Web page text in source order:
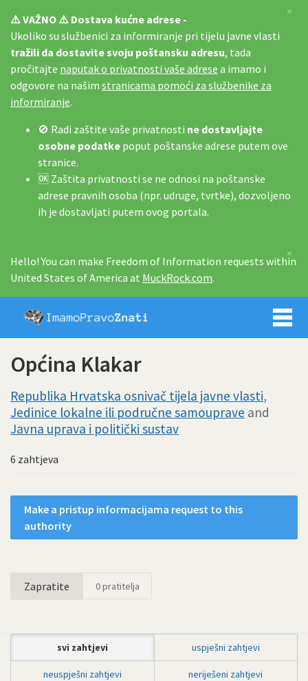
⚠️ VAŽNO ⚠️ Dostava kućne adrese -
Ukoliko su službenici za informiranje pri tijelu javne vlasti
tražili da dostavite svoju poštansku adresu, tada
pročitajte naputak o privatnosti vaše adrese a imamo i
odgovore na našim stranicama pomoći za službenike za
informiranje.
🚫 Radi zaštite vaše privatnosti ne dostavljajte
osobne podatke poput poštanske adrese putem ove
stranice.
🆗 Zaštita privatnosti se ne odnosi na poštanske
adrese pravnih osoba (npr. udruge, tvrtke), dozvoljeno
ih je dostavljati putem ovog portala.
×
Hello! You can make Freedom of Information requests within
United States of America at MuckRock.com.
×
Imamo
Općina Klakar
Republika Hrvatska osnivač tijela javne vlasti,
Jedinice lokalne ili područne samouprave and
Javna uprava i politički sustav
6 zahtjeva
Make a pristup informacijama request to this
authority
Zapratite 0pratitelja
svi zahtjevi uspješni zahtjevi
neuspješni zahtjevi neriješeni zahtjevi